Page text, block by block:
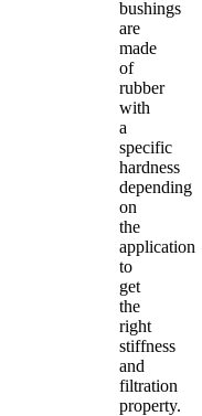
bushings
are
made
of
rubber
with
a
specific
hardness
depending
on
the
application
to
get
the
right
stiffness
and
filtration
property.